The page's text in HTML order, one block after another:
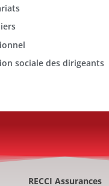
sociale des dirigeants
RECCI Assurances